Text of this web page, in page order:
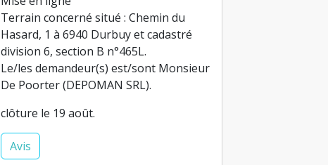
Terrain concerné situé : Chemin du
Hasard, 1 à 6940 Durbuy et cadastré
division 6, section B n°465L.
Le/les demandeur(s) est/sont Monsieur
De Poorter (DEPOMAN SRL).
clôture le 19 août.
Avis